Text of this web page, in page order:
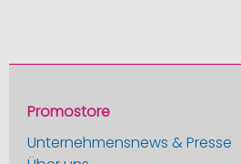
Promostore
Unternehmensnews & Presse